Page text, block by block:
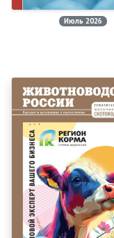
Июль 2026